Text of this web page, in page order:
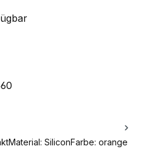
Wert ein oder benutze
SiliconFarbe: orange